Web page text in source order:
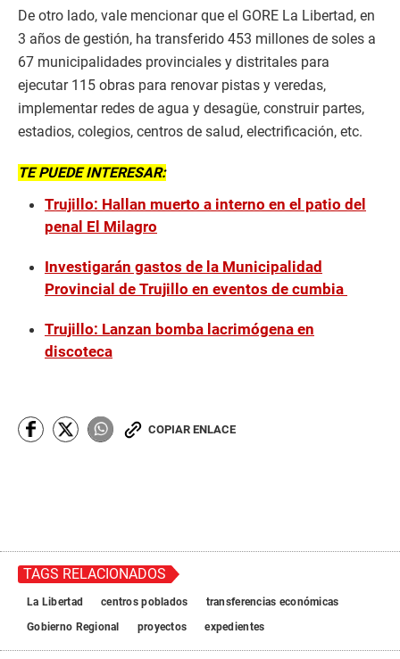
De otro lado, vale mencionar que el GORE La Libertad, en
3 años de gestión, ha transferido 453 millones de soles a
67 municipalidades provinciales y distritales para
ejecutar 115 obras para renovar pistas y veredas,
implementar redes de agua y desagüe, construir partes,
estadios, colegios, centros de salud, electrificación, etc.
TE PUEDE INTERESAR:
Trujillo: Hallan muerto a interno en el patio del
penal El Milagro
Investigarán gastos de la Municipalidad
Provincial de Trujillo en eventos de cumbia
Trujillo: Lanzan bomba lacrimógena en
discoteca
COPIAR ENLACE
TAGS RELACIONADOS
La Libertad centros poblados
transferencias económicas
Gobierno Regional
proyectos expedientes